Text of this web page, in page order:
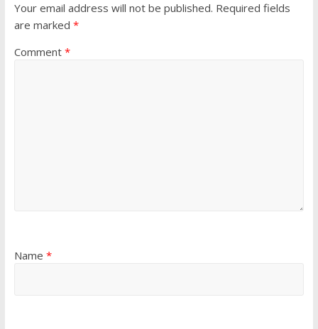
Your email address will not be published. Required fields
are marked *
Comment *
Name *